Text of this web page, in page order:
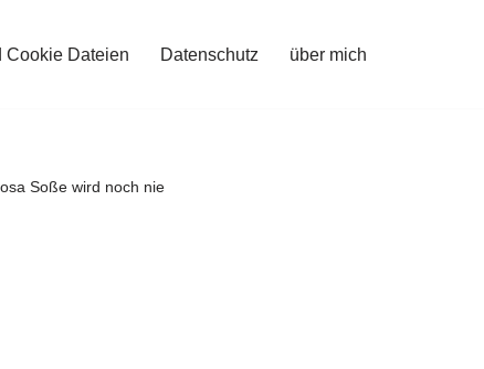
Cookie Dateien Datenschutz über mich
Soße wird noch nie